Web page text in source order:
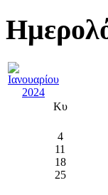
Κυ
4
11
18
25